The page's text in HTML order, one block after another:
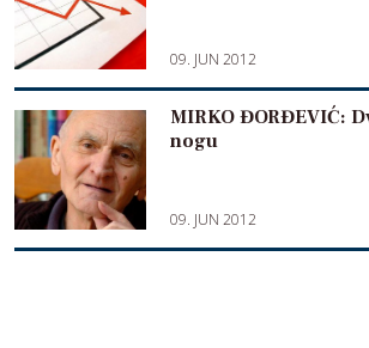
09. JUN 2012
MIRKO ĐORĐEVIĆ:
nogu
09. JUN 2012